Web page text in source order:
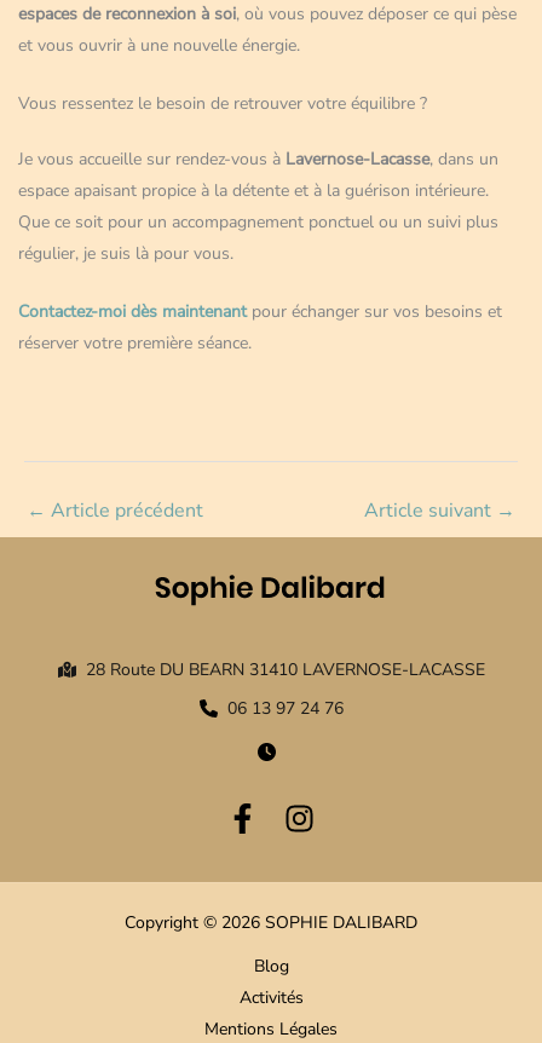
espaces de reconnexion à soi, où vous pouvez déposer ce qui pèse
et vous ouvrir à une nouvelle énergie.
Vous ressentez le besoin de retrouver votre équilibre ?
Je vous accueille sur rendez-vous à Lavernose-Lacasse, dans un
espace apaisant propice à la détente et à la guérison intérieure.
Que ce soit pour un accompagnement ponctuel ou un suivi plus
régulier, je suis là pour vous.
Contactez-moi dès maintenantpour échanger sur vos besoins et
réserver votre première séance.
← Article précédent Article suivant →
28 Route DU BEARN 31410 LAVERNOSE-LACASSE
06 13 97 24 76
Copyright © 2026 SOPHIE DALIBARD
Blog
Activités
Mentions Légales